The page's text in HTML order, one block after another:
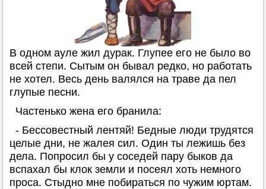
В одном ауле жил дурак. Глупее его не было во
всей степи. Сытым он бывал редко, но работать
не хотел. Весь день валялся на траве да пел
глупые песни.
Частенько жена его бранила:
- Бессовестный лентяй! Бедные люди трудятся
целые дни, не жалея сил. Один ты лежишь без
дела. Попросил бы у соседей пару быков да
вспахал бы клок земли и посеял хоть немного
проса. Стыдно мне побираться по чужим юртам.